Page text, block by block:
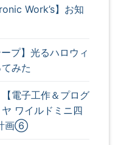
Work’s】お知
ープ】光るハロウィ
みた
【電子工作＆プログ
ワイルドミニ四
画⑥